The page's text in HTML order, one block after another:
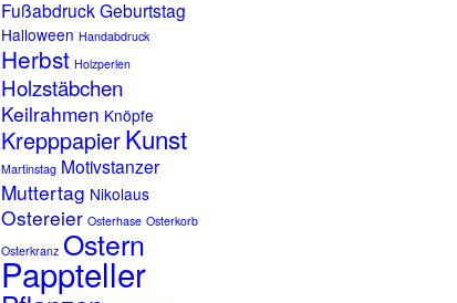
Fußabdruck Geburtstag
Halloween Handabdruck
Herbst Holzperlen
Holzstäbchen
Keilrahmen Knöpfe
KrepppapierKunst
Martinstag Motivstanzer
Muttertag Nikolaus
Ostereier Osterhase Osterkorb
Osterkranz Ostern
Pappteller